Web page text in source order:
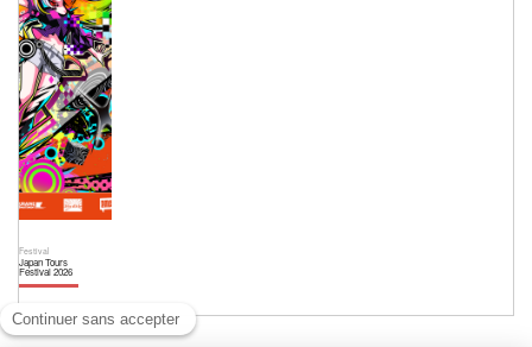
Festival
Japan Tours
Festival 2026